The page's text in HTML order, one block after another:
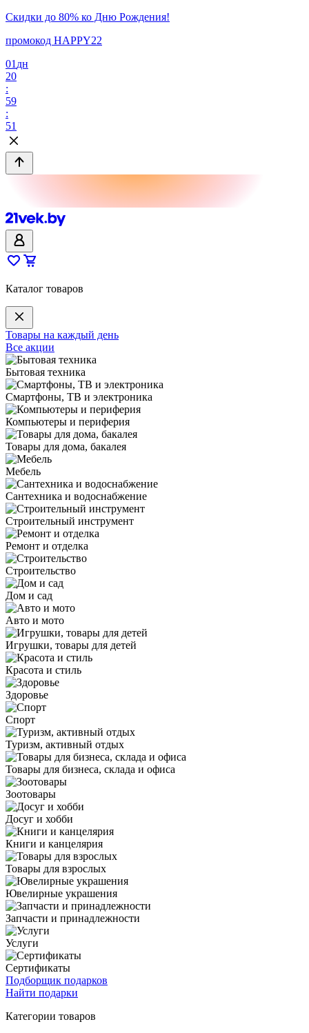
Скидки до 80% ко Дню Рождения!
промокод HAPPY22
01 дн
20
:
59
:
51
Каталог товаров
Товары на каждый день
Все акции
Бытовая техника
Смартфоны, ТВ и электроника
Компьютеры и периферия
Товары для дома, бакалея
Мебель
Сантехника и водоснабжение
Строительный инструмент
Ремонт и отделка
Строительство
Дом и сад
Авто и мото
Игрушки, товары для детей
Красота и стиль
Здоровье
Спорт
Туризм, активный отдых
Товары для бизнеса, склада и офиса
Зоотовары
Досуг и хобби
Книги и канцелярия
Товары для взрослых
Ювелирные украшения
Запчасти и принадлежности
Услуги
Сертификаты
Подборщик подарков
Найти подарки
Категории товаров